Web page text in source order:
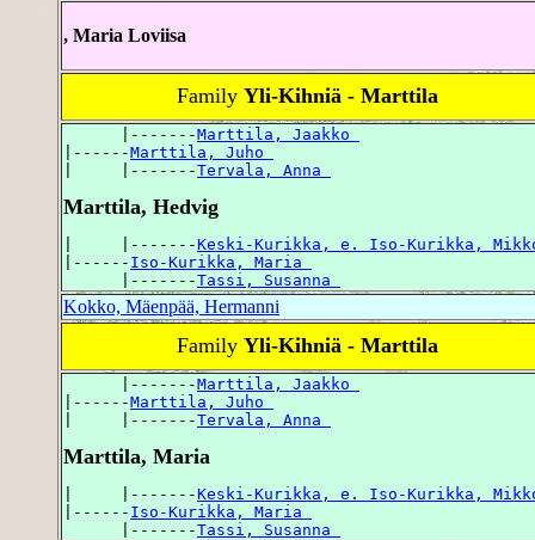
, Maria Loviisa
Family Yli-Kihniä - Marttila
      |-------
Marttila, Jaakko
|------Marttila, Juho
|     |-------Tervala, Anna
Marttila, Hedvig
|     |-------Keski-Kurikka, e. Iso-Kurikka,
|------ Iso-Kurikka, Maria
      |-------
Tassi, Susanna
Kokko, Mäenpää, Hermanni
Family Yli-Kihniä - Marttila
      |-------
Marttila, Jaakko
|------Marttila, Juho
|     |-------Tervala, Anna
Marttila, Maria
|     |-------Keski-Kurikka, e. Iso-Kurikka,
|------ Iso-Kurikka, Maria
      |-------
Tassi, Susanna